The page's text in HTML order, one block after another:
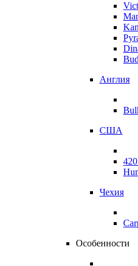
Англия
США
Чехия
Особенности